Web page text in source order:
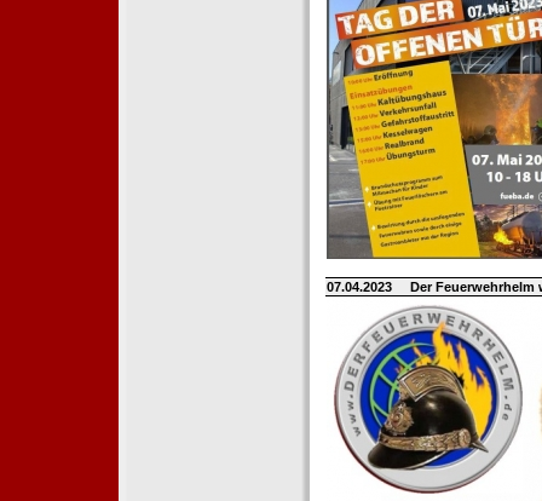
07.04.2023 Der